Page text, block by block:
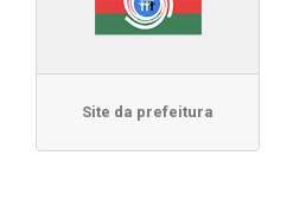
Site da prefeitura